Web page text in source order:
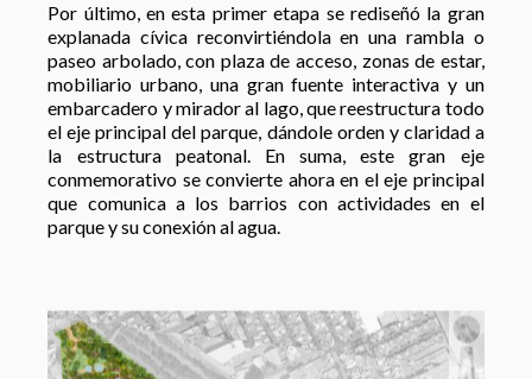
Por último, en esta primer etapa se rediseñó la gran
explanada cívica reconvirtiéndola en una rambla o
paseo arbolado, con plaza de acceso, zonas de estar,
mobiliario urbano, una gran fuente interactiva y un
embarcadero y mirador al lago, que reestructura todo
el eje principal del parque, dándole orden y claridad a
la estructura peatonal. En suma, este gran eje
conmemorativo se convierte ahora en el eje principal
que comunica a los barrios con actividades en el
parque y su conexión al agua.